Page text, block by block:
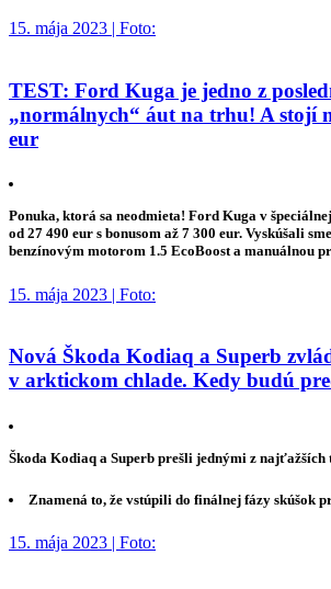
15. mája 2023 | Foto:
TEST: Ford Kuga je jedno z
„normálnych“ áut na trhu! A stojí
eur
Ponuka, ktorá sa neodmieta! Ford Kuga v
od 27 490 eur s bonusom až 7 300 eur. Vyskúšali
benzínovým motorom 1.5 EcoBoost a manuálnou
15. mája 2023 | Foto:
Nová Škoda Kodiaq a Superb
v arktickom chlade. Kedy budú
Škoda Kodiaq a Superb prešli jednými z najťažších
Znamená to, že vstúpili do finálnej fázy skúšok
15. mája 2023 | Foto: